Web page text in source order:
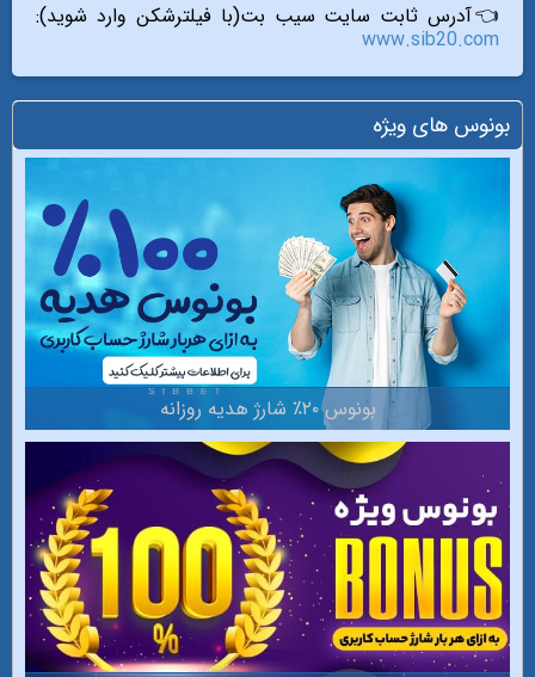
👈آدرس ثابت سایت سیب بت(با فیلترشکن وارد شوید):
www.sib20.com
بونوس های ویژه
بونوس ۲۰٪ شارژ هدیه روزانه